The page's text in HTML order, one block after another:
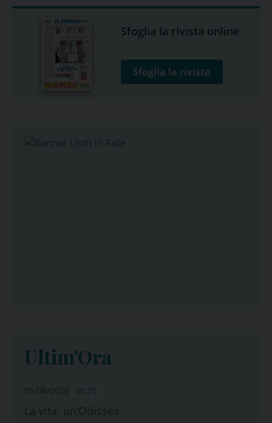
Sfoglia la rivista online
Sfoglia la rivista
Ultim'Ora
05/08/2026 20:25
La vita: un’Odissea